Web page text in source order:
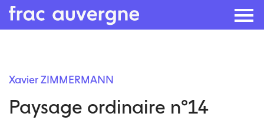
to
content
Xavier ZIMMERMANN
Paysage ordinaire n°14